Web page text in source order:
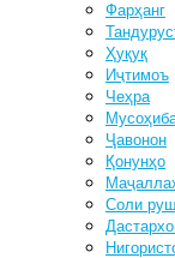
Фарҳанг
Ҳуқуқ
Иҷтимоъ
Чеҳра
Ҷавонон
Қонунҳо
Соли